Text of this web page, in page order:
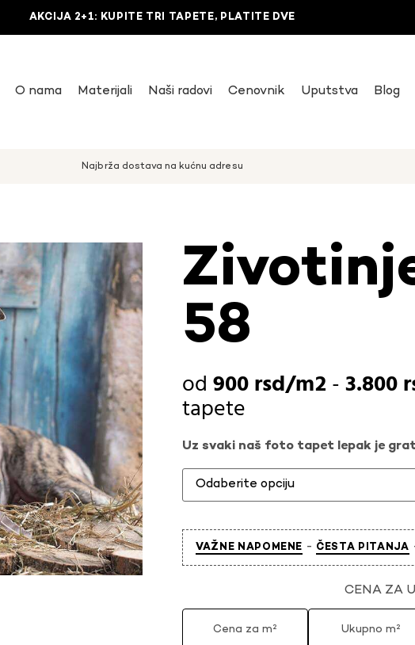
AKCIJA 2+1: KUPITE TRI TAPETE, PLATITE DVE
O nama Materijali Naši radovi Cenovnik Uputstva Blog
Najbrža dostava na kućnu adresu
58
900rsd -3.800
tapete
Uz svaki naš foto tapet lepak je
VAŽNE NAPOMENE - ČESTA PITANJA
CENA ZA
Cena za m² Ukupno m²